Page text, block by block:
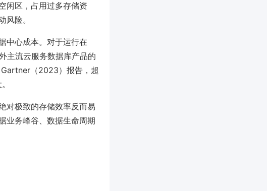
闲区，占用过多存储资
险。
中心成本。对于运行在
主流云服务数据库产品的
（2023）报告，超
对极致的存储效率反而易
业务峰谷、数据生命周期